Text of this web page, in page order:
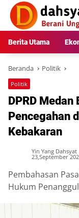
Langsung
konten
Berita Utama
Beranda Politik
Politik
DPRD Medan
Pencegahan
Kebakaran
Yin Yang Dahsyat
23,September
Pembahasan
Hukum